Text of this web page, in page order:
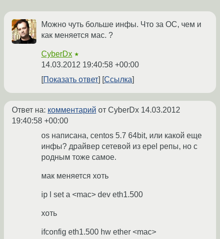
Можно чуть больше инфы. Что за ОС, чем и
как меняется мас. ?
CyberDx ★
14.03.2012 19:40:58 +00:00
Показать ответ
Ссылка
Ответ на: комментарий от CyberDx 14.03.2012
19:40:58 +00:00
os написана, centos 5.7 64bit, или какой еще
инфы? драйвер сетевой из epel репы, но с
родным тоже самое.
мак меняется хоть
ip l set a <mac> dev eth1.500
хоть
ifconfig eth1.500 hw ether <mac>